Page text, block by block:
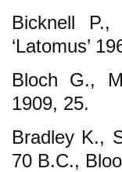
Bicknell
‘Latomus’
Bloch G.,
1909, 25.
Bradley K.,
70 B.C.,